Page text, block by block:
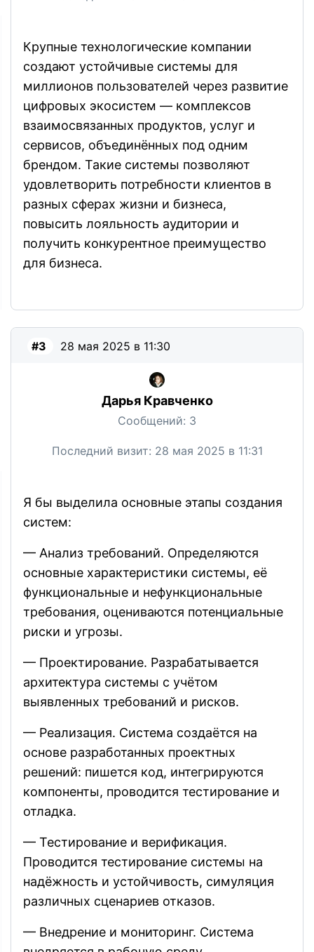
Крупные технологические компании
создают устойчивые системы для
миллионов пользователей через развитие
цифровых экосистем — комплексов
взаимосвязанных продуктов, услуг и
сервисов, объединённых под одним
брендом. Такие системы позволяют
удовлетворить потребности клиентов в
разных сферах жизни и бизнеса,
повысить лояльность аудитории и
получить конкурентное преимущество
для бизнеса.
#3 28 мая 2025 в 11:30
Дарья Кравченко
Сообщений: 3
Последний визит: 28 мая 2025 в 11:31
Я бы выделила основные этапы создания
систем:
— Анализ требований. Определяются
основные характеристики системы, её
функциональные и нефункциональные
требования, оцениваются потенциальные
риски и угрозы.
— Проектирование. Разрабатывается
архитектура системы с учётом
выявленных требований и рисков.
— Реализация. Система создаётся на
основе разработанных проектных
решений: пишется код, интегрируются
компоненты, проводится тестирование и
отладка.
— Тестирование и верификация.
Проводится тестирование системы на
надёжность и устойчивость, симуляция
различных сценариев отказов.
— Внедрение и мониторинг. Система